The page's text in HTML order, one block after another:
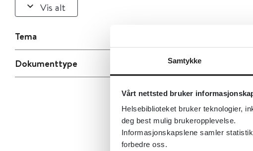
Samtykke
Vårt nettsted bruker
Helsebiblioteket bruker teknologier,
deg best mulig brukeropplevelse.
Informasjonskapslene samler
forbedre oss.
Vis alt
Tema
Dokumenttype